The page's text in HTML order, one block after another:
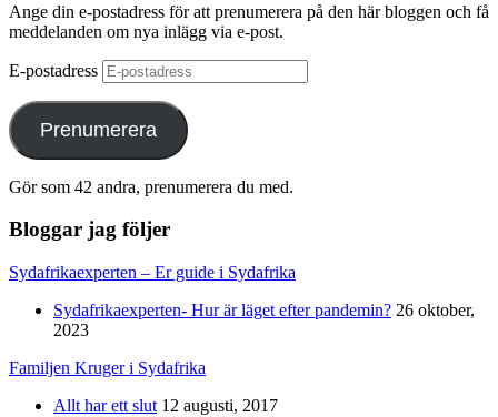
Ange din e-postadress för att prenumerera på den här bloggen och få
meddelanden om nya inlägg via e-post.
E-postadress
Prenumerera
Gör som 42 andra, prenumerera du med.
Bloggar jag följer
Sydafrikaexperten – Er guide i Sydafrika
Sydafrikaexperten- Hur är läget efter pandemin? 26 oktober,
2023
Familjen Kruger i Sydafrika
Allt har ett slut 12 augusti, 2017